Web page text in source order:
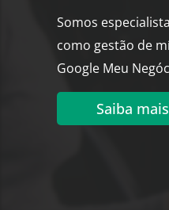
Somos
como gestão de
Google Meu
Saiba mais